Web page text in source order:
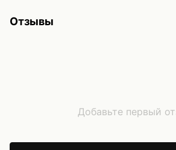
Отзывы
Добавьте первый